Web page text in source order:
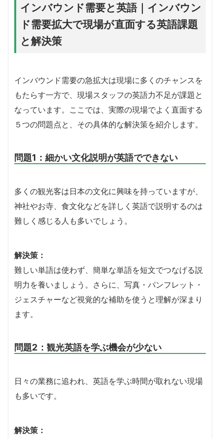
インバウンド需要と英語｜インバウン
ド需要拡大で現場が直面する英語課題
と解決策
インバウンド需要の急拡大は現場に多くのチャンスを
もたらす一方で、現場スタッフの英語力不足が課題と
なっています。ここでは、実際の現場でよく直面する
５つの問題点と、その具体的な解決策を紹介します。
問題1：細かい文化説明が英語でできない
多くの観光客は日本の文化に興味を持っていますが、
神社やお寺、食文化などを詳しく英語で説明するのは
難しく感じる人も多いでしょう。
解決策：
難しい単語は使わず、簡単な単語を短文でつなげる説
明力を養いましょう。さらに、写真・パンフレット・
ジェスチャーなど視覚的な補助を使うと理解が深まり
ます。
問題2：観光英語を学ぶ機会が少ない
日々の業務に追われ、英語を学ぶ時間が取れない現場
も多いです。
解決策：